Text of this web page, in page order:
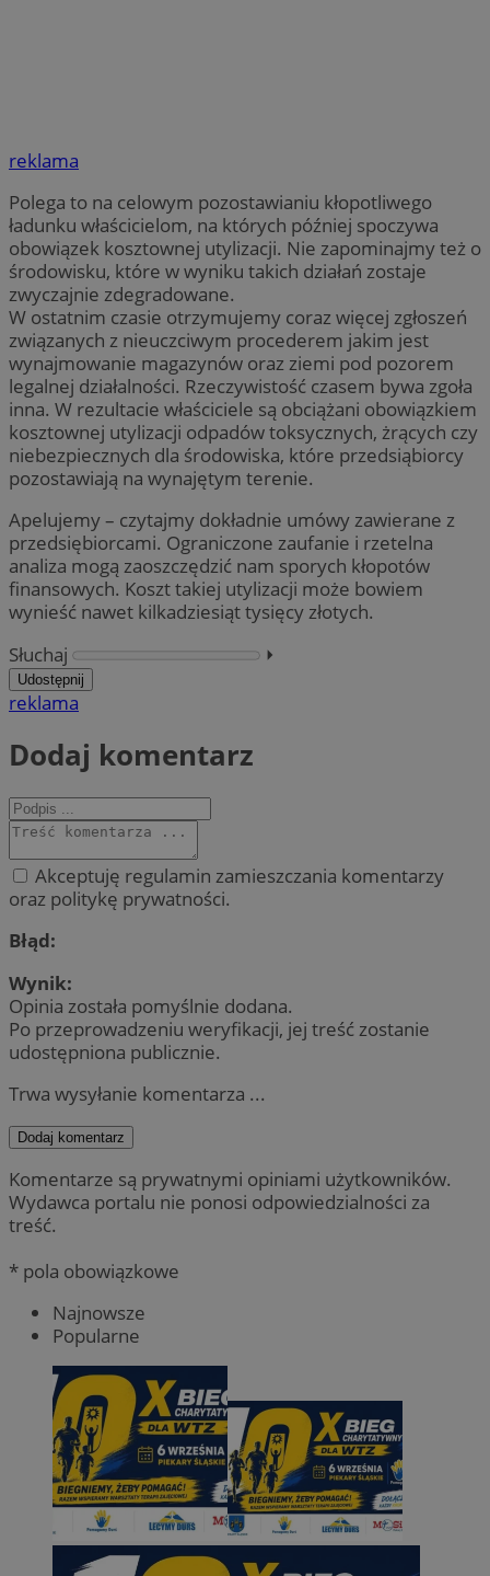
reklama
Polega to na celowym pozostawianiu kłopotliwego
ładunku właścicielom, na których później spoczywa
obowiązek kosztownej utylizacji. Nie zapominajmy też o
środowisku, które w wyniku takich działań zostaje
zwyczajnie zdegradowane.
W ostatnim czasie otrzymujemy coraz więcej zgłoszeń
związanych z nieuczciwym procederem jakim jest
wynajmowanie magazynów oraz ziemi pod pozorem
legalnej działalności. Rzeczywistość czasem bywa zgoła
inna. W rezultacie właściciele są obciążani obowiązkiem
kosztownej utylizacji odpadów toksycznych, żrących czy
niebezpiecznych dla środowiska, które przedsiąbiorcy
pozostawiają na wynajętym terenie.
Apelujemy – czytajmy dokładnie umówy zawierane z
przedsiębiorcami. Ograniczone zaufanie i rzetelna
analiza mogą zaoszczędzić nam sporych kłopotów
finansowych. Koszt takiej utylizacji może bowiem
wynieść nawet kilkadziesiąt tysięcy złotych.
Słuchaj
⏵︎
Udostępnij
reklama
Dodaj komentarz
Akceptuję regulamin zamieszczania komentarzy
oraz politykę prywatności.
Błąd:
Wynik:
Opinia została pomyślnie dodana.
Po przeprowadzeniu weryfikacji, jej treść zostanie
udostępniona publicznie.
Trwa wysyłanie komentarza ...
Dodaj komentarz
Komentarze są prywatnymi opiniami użytkowników.
Wydawca portalu nie ponosi odpowiedzialności za
treść.
* pola obowiązkowe
Najnowsze
Popularne